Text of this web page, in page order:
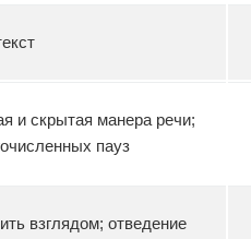
и скрытая манера речи;
пауз
взглядом; отведение